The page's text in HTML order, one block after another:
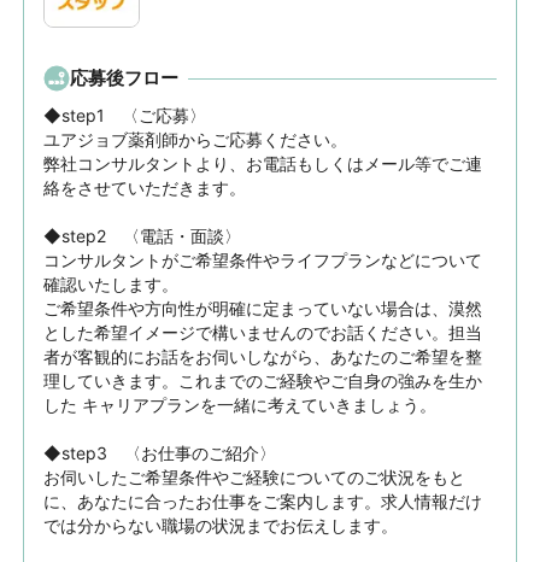
応募後フロー
◆step1　〈ご応募〉
ユアジョブ薬剤師からご応募ください。
弊社コンサルタントより、お電話もしくはメール等でご連
絡をさせていただきます。
◆step2　〈電話・面談〉
コンサルタントがご希望条件やライフプランなどについて
確認いたします。
ご希望条件や方向性が明確に定まっていない場合は、漠然
とした希望イメージで構いませんのでお話ください。担当
者が客観的にお話をお伺いしながら、あなたのご希望を整
理していきます。これまでのご経験やご自身の強みを生か
した キャリアプランを一緒に考えていきましょう。
◆step3　〈お仕事のご紹介〉
お伺いしたご希望条件やご経験についてのご状況をもと
に、あなたに合ったお仕事をご案内します。求人情報だけ
では分からない職場の状況までお伝えします。